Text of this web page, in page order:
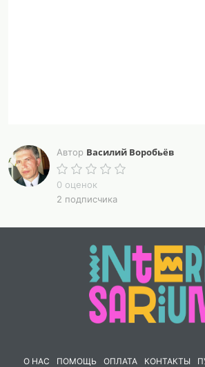
Автор Василий Воробьёв
0 оценок
2 подписчика
О НАС ПОМОЩЬ ОПЛАТА КОНТАКТЫ